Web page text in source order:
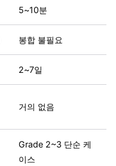
5~10분
봉합 불필요
2~7일
거의 없음
Grade 2~3 단순 케
이스